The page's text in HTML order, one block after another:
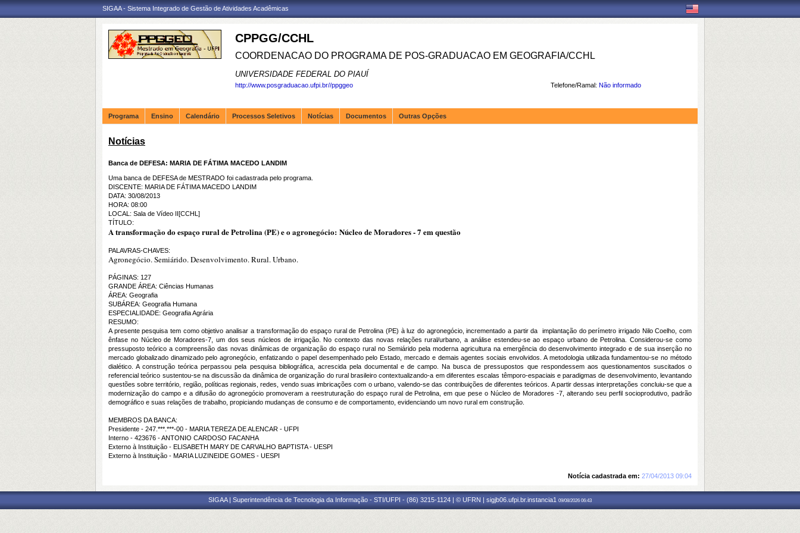
SIGAA - Sistema Integrado de Gestão de Atividades Acadêmicas
CPPGG/CCHL
COORDENACAO DO PROGRAMA DE POS-GRADUACAO EM GEOGRAFIA/CCHL
UNIVERSIDADE FEDERAL DO PIAUÍ
Telefone/Ramal: Não informado
http://www.posgraduacao.ufpi.br//ppggeo
Programa Ensino Calendário Processos Seletivos Notícias Documentos Outras Opções
Notícias
Banca de DEFESA: MARIA DE FÁTIMA MACEDO LANDIM
Uma banca de DEFESA de MESTRADO foi cadastrada pelo programa.
DISCENTE: MARIA DE FÁTIMA MACEDO LANDIM
DATA: 30/08/2013
HORA: 08:00
LOCAL: Sala de Vídeo II[CCHL]
TÍTULO:
A transformação do espaço rural de Petrolina (PE) e o agronegócio: Núcleo de Moradores - 7 em questão
PALAVRAS-CHAVES:
Agronegócio. Semiárido. Desenvolvimento. Rural. Urbano.
PÁGINAS: 127
GRANDE ÁREA: Ciências Humanas
ÁREA: Geografia
SUBÁREA: Geografia Humana
ESPECIALIDADE: Geografia Agrária
RESUMO:
A presente pesquisa tem como objetivo analisar a transformação do espaço rural de Petrolina (PE) à luz do agronegócio, incrementado a partir da implantação do perímetro irrigado Nilo Coelho, com
ênfase no Núcleo de Moradores-7, um dos seus núcleos de irrigação. No contexto das novas relações rural/urbano, a análise estendeu-se ao espaço urbano de Petrolina. Considerou-se como
pressuposto teórico a compreensão das novas dinâmicas de organização do espaço rural no Semiárido pela moderna agricultura na emergência do desenvolvimento integrado e de sua inserção no
mercado globalizado dinamizado pelo agronegócio, enfatizando o papel desempenhado pelo Estado, mercado e demais agentes sociais envolvidos. A metodologia utilizada fundamentou-se no método
dialético. A construção teórica perpassou pela pesquisa bibliográfica, acrescida pela documental e de campo. Na busca de pressupostos que respondessem aos questionamentos suscitados o
referencial teórico sustentou-se na discussão da dinâmica de organização do rural brasileiro contextualizando-a em diferentes escalas têmporo-espaciais e paradigmas de desenvolvimento, levantando
questões sobre território, região, políticas regionais, redes, vendo suas imbricações com o urbano, valendo-se das contribuições de diferentes teóricos. A partir dessas interpretações concluiu-se que a
modernização do campo e a difusão do agronegócio promoveram a reestruturação do espaço rural de Petrolina, em que pese o Núcleo de Moradores -7, alterando seu perfil socioprodutivo, padrão
demográfico e suas relações de trabalho, propiciando mudanças de consumo e de comportamento, evidenciando um novo rural em construção.
MEMBROS DA BANCA:
Presidente - 247.***.***-00 - MARIA TEREZA DE ALENCAR - UFPI
Interno - 423676 - ANTONIO CARDOSO FACANHA
Externo à Instituição - ELISABETH MARY DE CARVALHO BAPTISTA - UESPI
Externo à Instituição - MARIA LUZINEIDE GOMES - UESPI
Notícia cadastrada em: 27/04/2013 09:04
SIGAA | Superintendência de Tecnologia da Informação - STI/UFPI - (86) 3215-1124 | © UFRN | sigjb06.ufpi.br.instancia1 09/08/2026 06:43